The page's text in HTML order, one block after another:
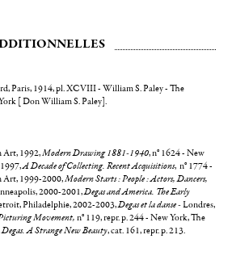
Paris, 1914, pl. XCVIII - William S. Paley - The
[ Don William S. Paley].
Art, 1992,Modern Drawing 1881-1940, n° 1624 - New
A Decade of Collecting. Recent Acquisitions, n° 1774 -
Art, 1999-2000,Modern Starts : People : Actors, Dancers,
2000-2001,Degas and America. The Early
Philadelphie, 2002-2003,Degas et la danse -Londres,
Movement, n° 119, repr. p. 244 - New York, The
Degas. A Strange New Beauty, cat. 161, repr. p. 213.